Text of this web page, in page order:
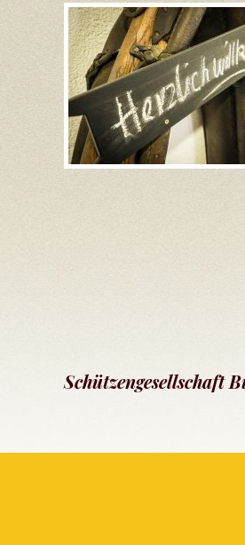
Schützengesellschaft